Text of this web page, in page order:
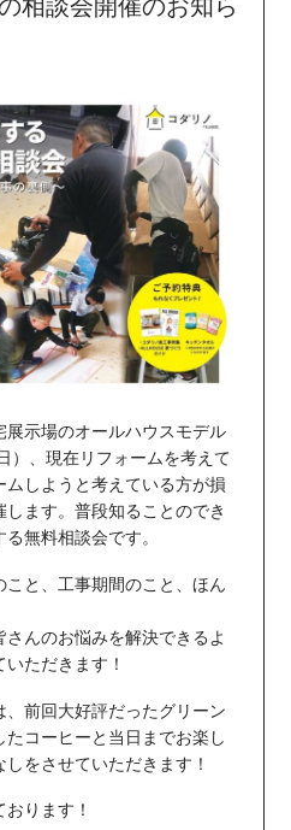
相談会開催のお知ら
示場のオールハウスモデル
、 現在リフォームを考えて
ムしようと考えている方が損
します。普段知ることのでき
無料相談会です。
と、工事期間のこと、ほん
さんのお悩みを解決できるよ
ただきます！
前回大好評だったグリーン
たコーヒーと 当日までお楽し
をさせていただきます！
ります！